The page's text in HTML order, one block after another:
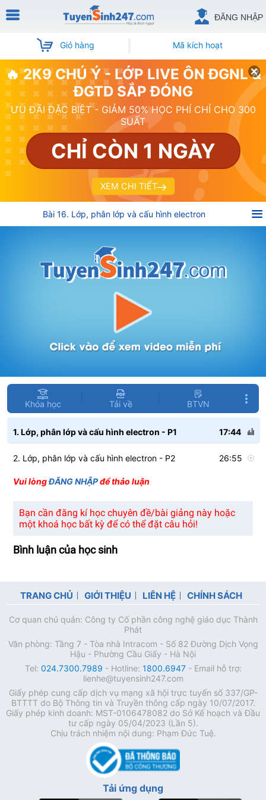
ĐĂNG NHẬP
Giỏ hàng Mã kích hoạt
🔥 2K9 CHÚ Ý - LỚP LIVE ÔN ĐGNL &
ĐGTD SẮP ĐÓNG
ƯU ĐÃI ĐẶC BIỆT - GIẢM 50% HỌC PHÍ CHỈ CHO 300
SUẤT
CHỈ CÒN 1 NGÀY
XEM CHI TIẾT
Bài 16. Lớp, phân lớp và cấu hình electron
Khóa học Tải về BTVN
1. Lớp, phân lớp và cấu hình electron - P1 17:44
2. Lớp, phân lớp và cấu hình electron - P2 26:55
Vui lòngĐĂNG NHẬPđể thảo luận
Bạn cần đăng kí học chuyên đề/bài giảng này hoặc
một khoá học bất kỳ để có thể đặt câu hỏi!
Bình luận của học sinh
TRANG CHỦ GIỚI THIỆU LIÊN HỆ CHÍNH SÁCH
Cơ quan chủ quản: Công ty Cổ phần công nghệ giáo dục Thành
Phát
Văn phòng: Tầng 7 - Tòa nhà Intracom - Số 82 Đường Dịch Vọng
Hậu - Phường Cầu Giấy - Hà Nội
Tel: 024.7300.7989 - Hotline: 1800.6947- Email hỗ trợ:
lienhe@tuyensinh247.com
Giấy phép cung cấp dịch vụ mạng xã hội trực tuyến số 337/GP-
BTTTT do Bộ Thông tin và Truyền thông cấp ngày 10/07/2017.
Giấy phép kinh doanh: MST-0106478082 do Sở Kế hoạch và Đầu
tư cấp ngày 05/04/2023 (Lần 5).
Chịu trách nhiệm nội dung: Phạm Đức Tuệ.
Tải ứng dụng